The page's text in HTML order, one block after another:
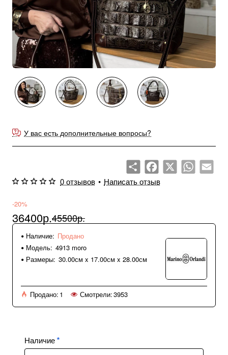
Продано
У вас есть дополнительные вопросы?
ShareFacebook
X WhatsApp
0 отзывов • Написать отзыв
-20%
36400р.45500р.
Наличие: Продано
Модель: 4913 moro
Размеры: 30.00см x 17.00см x 28.00см
Продано: 1 Смотрели:3953
Наличие